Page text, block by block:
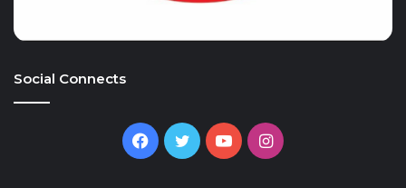
Social Connects
Facebook
TwitterYouTubeInstagram